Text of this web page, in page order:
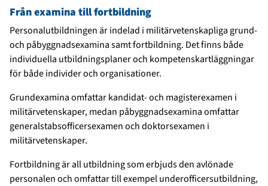
Från examina till fortbildning
Personalutbildningen är indelad i militärvetenskapliga grund-
och påbyggnadsexamina samt fortbildning. Det finns både
individuella utbildningsplaner och kompetenskartläggningar
för både individer och organisationer.
Grundexamina omfattar kandidat- och magisterexamen i
militärvetenskaper, medan påbyggnadsexamina omfattar
generalstabsofficersexamen och doktorsexamen i
militärvetenskaper.
Fortbildning är all utbildning som erbjuds den avlönade
personalen och omfattar till exempel underofficersutbildning,